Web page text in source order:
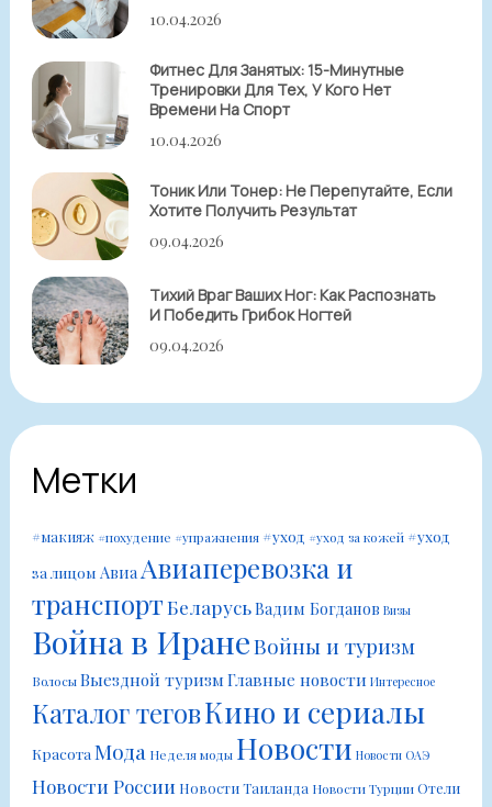
10.04.2026
Фитнес Для Занятых: 15-Минутные
Тренировки Для Тех, У Кого Нет
Времени На Спорт
10.04.2026
Тоник Или Тонер: Не Перепутайте, Если
Хотите Получить Результат
09.04.2026
Тихий Враг Ваших Ног: Как Распознать
И Победить Грибок Ногтей
09.04.2026
Метки
#макияж #похудение #упражнения #уход #уход за кожей #уход
за лицом Авиа Авиаперевозка и
транспортБеларусьВадим Богданов Визы
Война в ИранеВойны и туризм
ВолосыВыездной туризмГлавные новости Интересное
Каталог теговКино и сериалы
Красота Мода Неделя моды Новости Новости ОАЭ
Новости России Новости Таиланда Новости ТурцииОтели